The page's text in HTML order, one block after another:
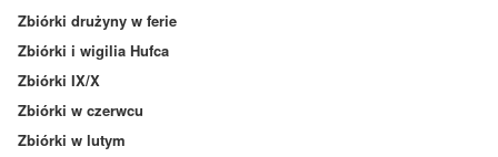
Zbiórki drużyny w ferie
Zbiórki i wigilia Hufca
Zbiórki IX/X
Zbiórki w czerwcu
Zbiórki w lutym